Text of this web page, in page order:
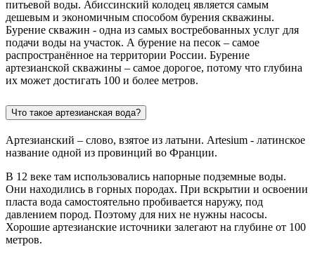
питьевой воды. Абиссинский колодец является самым
дешевым и экономичным способом бурения скважины.
Бурение скважин - одна из самых востребованных услуг для
подачи воды на участок. А бурение на песок – самое
распространённое на территории России. Бурение
артезианской скважины – самое дорогое, потому что глубина
их может достигать 100 и более метров.
Что такое артезианская вода?
Артезианский – слово, взятое из латыни. Artesium - латинское
название одной из провинций во Франции.
В 12 веке там использовались напорные подземные воды.
Они находились в горных породах. При вскрытии и освоении
пласта вода самостоятельно пробивается наружу, под
давлением пород. Поэтому для них не нужны насосы.
Хорошие артезианские источники залегают на глубине от 100
метров.